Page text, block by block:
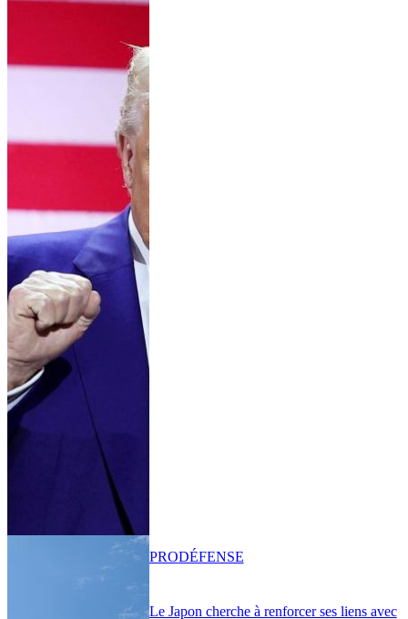
Le Japon cherche à renforcer ses liens avec
PRODÉFENSE